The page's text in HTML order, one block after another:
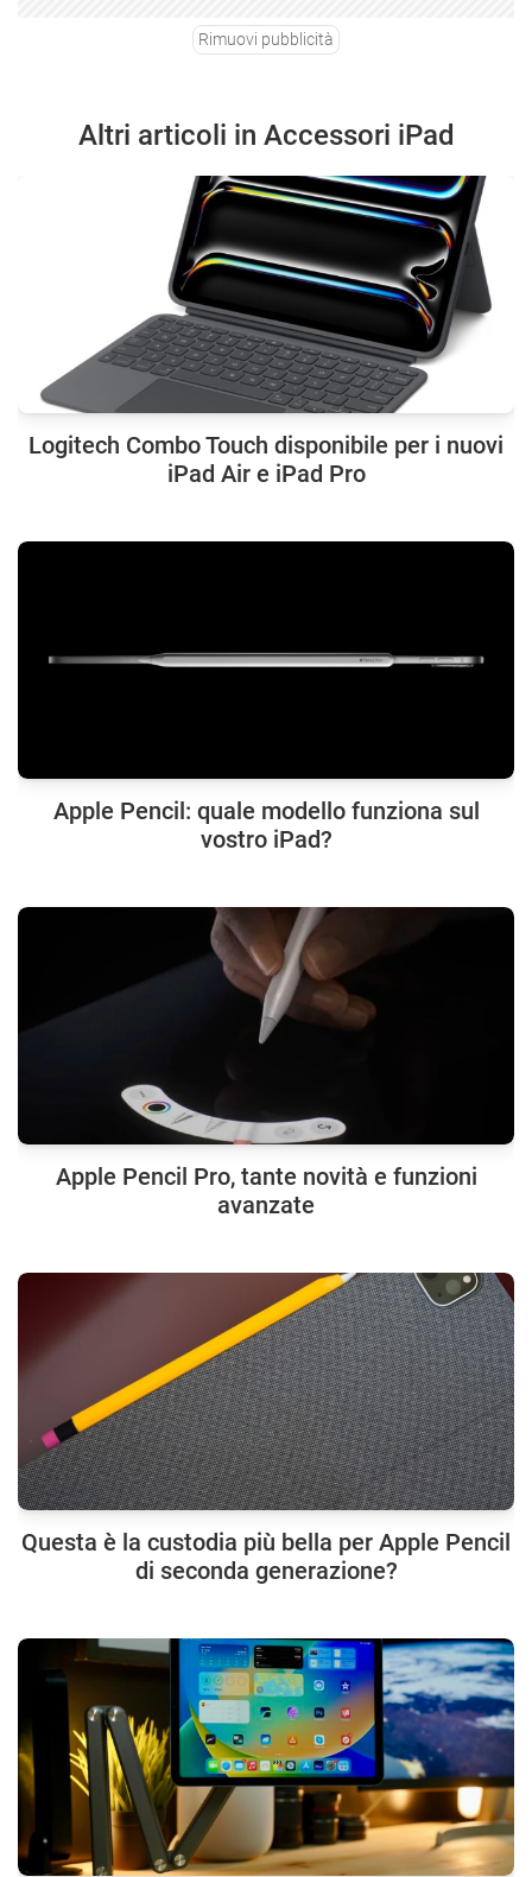
Rimuovi pubblicità
Altri articoli in Accessori iPad
Logitech Combo Touch disponibile per i nuovi
iPad Air e iPad Pro
Apple Pencil: quale modello funziona sul
vostro iPad?
Apple Pencil Pro, tante novità e funzioni
avanzate
Questa è la custodia più bella per Apple Pencil
di seconda generazione?